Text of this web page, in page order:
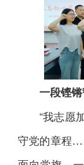
一段铿
“我志愿
守党的章程